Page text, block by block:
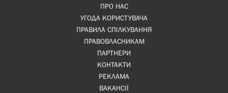
ПРО НАС
УГОДА КОРИСТУВАЧА
ПРАВИЛА СПІЛКУВАННЯ
ПРАВОВЛАСНИКАМ
ПАРТНЕРИ
КОНТАКТИ
РЕКЛАМА
ВАКАНСІЇ